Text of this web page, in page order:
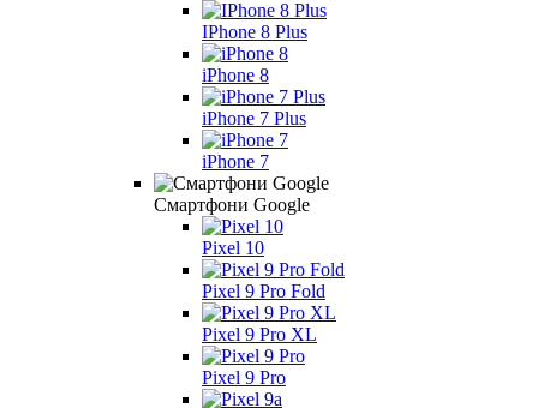
IPhone 8 Plus
iPhone 8
iPhone 7 Plus
iPhone 7
Смартфони Google
Pixel 10
Pixel 9 Pro Fold
Pixel 9 Pro XL
Pixel 9 Pro